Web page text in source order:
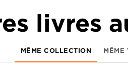
livres
MÊME COLLECTION MÊME